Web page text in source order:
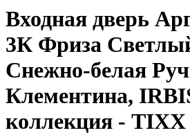
Входная дверь
3К Фриза
Снежно-белая
Клементина,
коллекция - TIXX